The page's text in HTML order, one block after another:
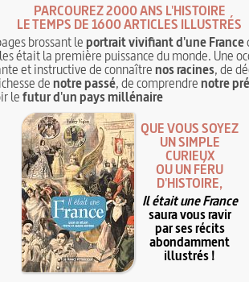
PARCOUREZ 2000 ANS L'HISTOIRE
LE TEMPS DE 1600 ARTICLES ILLUSTRÉS
brossant leportrait vivifiant d'une France
était la première puissance du monde. Une
et instructive de connaîtrenos racines, de
denotre passé, de comprendrenotre
lefutur d'un pays millénaire
QUE VOUS SOYEZ
UN SIMPLE
CURIEUX
OU UN FÉRU
D'HISTOIRE,
Il était une France
saura vous ravir
par ses récits
abondamment
illustrés !